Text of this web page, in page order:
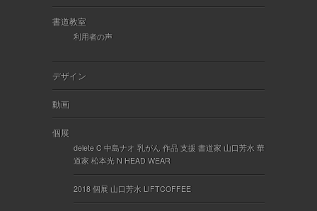
書道教室
利用者の声
デザイン
動画
個展
delete C 中島ナオ 乳がん 作品 支援 書道家 山口芳水 華
道家 松本光 N HEAD WEAR
2018 個展 山口芳水 LIFTCOFFEE